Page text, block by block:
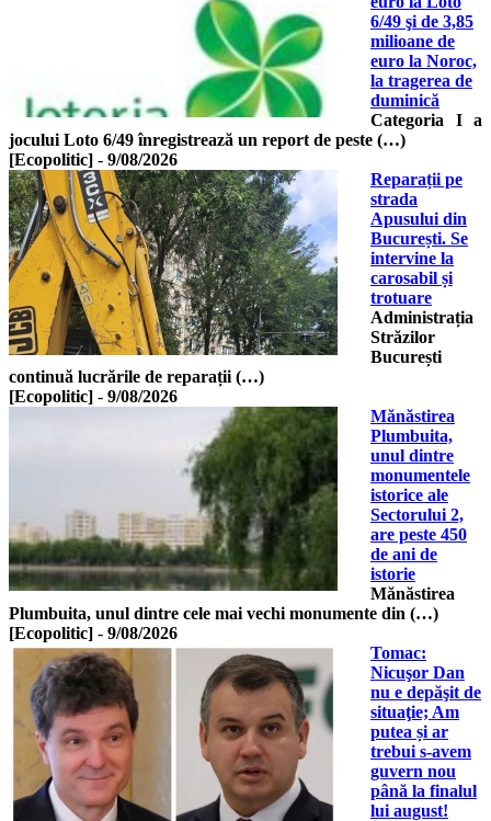
6/49 şi de 3,85
milioane de
euro la Noroc,
la tragerea de
duminică
Categoria I a
jocului Loto 6/49 înregistrează un report de peste (…)
[Ecopolitic] - 9/08/2026
Reparații pe
strada
Apusului din
București. Se
intervine la
carosabil și
trotuare
Administrația
Străzilor
București
continuă lucrările de reparații (…)
[Ecopolitic] - 9/08/2026
Mănăstirea
Plumbuita,
unul dintre
monumentele
istorice ale
Sectorului 2,
are peste 450
de ani de
istorie
Mănăstirea
Plumbuita, unul dintre cele mai vechi monumente din (…)
[Ecopolitic] - 9/08/2026
Tomac:
Nicuşor Dan
nu e depăşit de
situaţie; Am
putea și ar
trebui s-avem
guvern nou
până la finalul
lui august!